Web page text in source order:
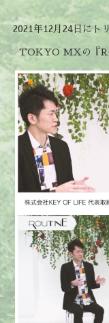
2021年12月24日にト
TOKYO MXの『